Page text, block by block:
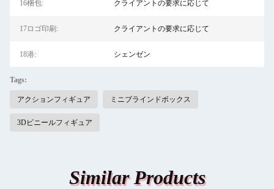
16梱包: クライアントの要求に応じて
17ロゴ印刷: クライアントの要求に応じて
18港: シェンゼン
Tags:
アクションフィギュア ミニブラインドボックス
3Dビニールフィギュア
Similar Products